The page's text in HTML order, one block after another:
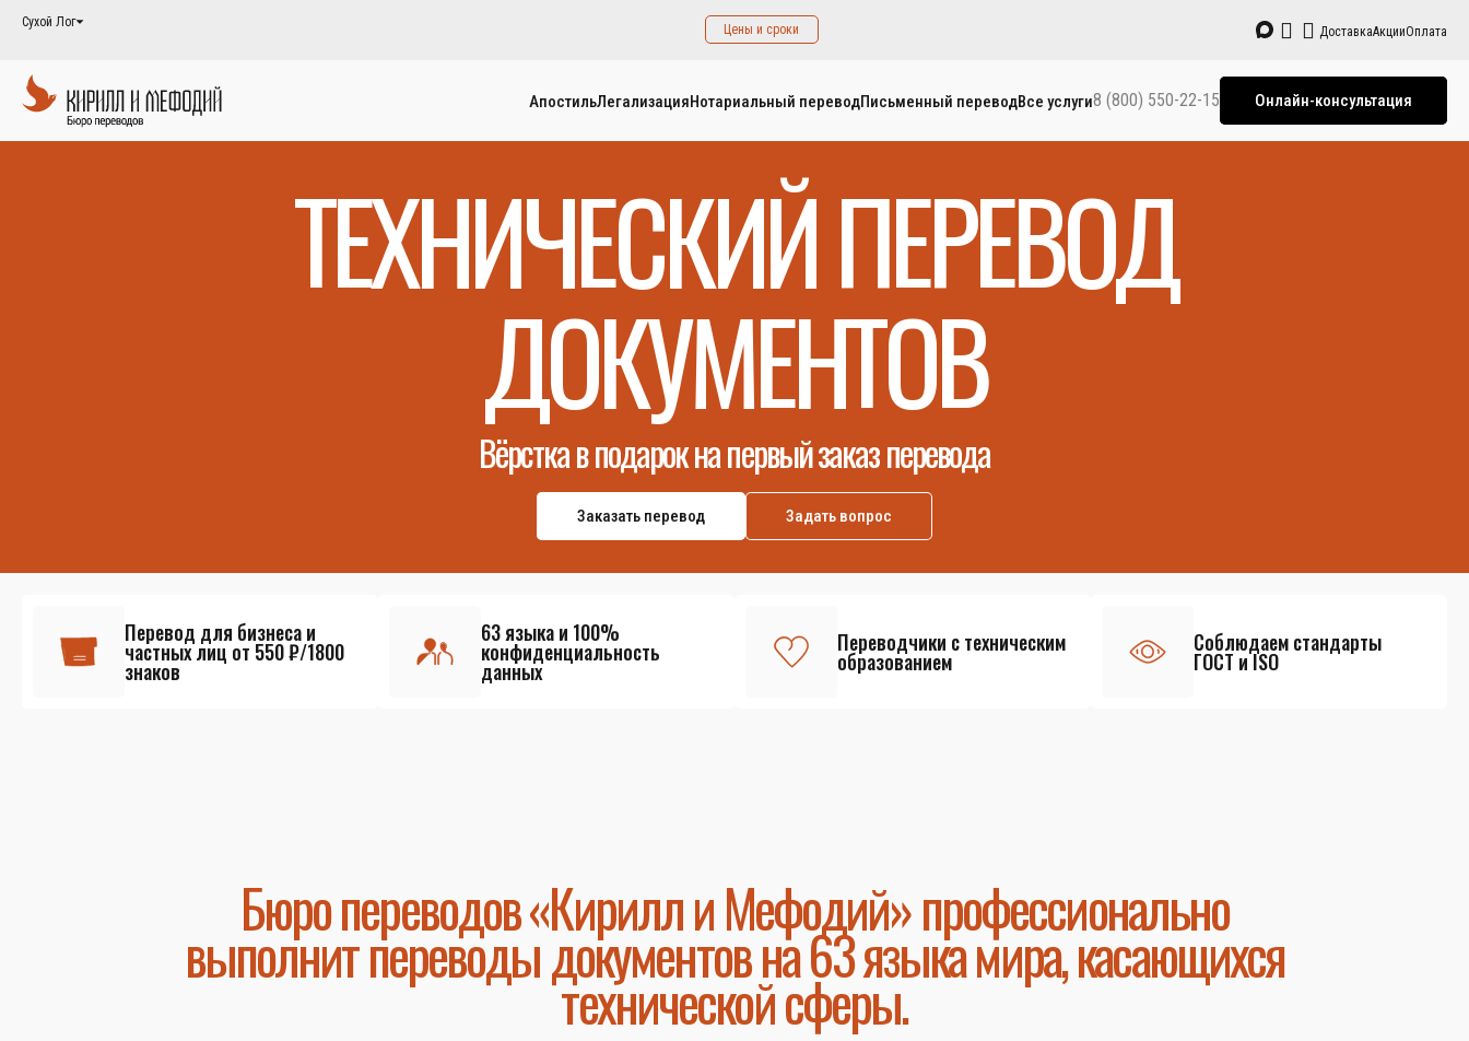
Сухой Лог Цены и сроки ДоставкаАкцииОплата
АпостильЛегализацияНотариальный переводПисьменный переводВсе услуги8 (800) 550-22-15 Онлайн-консультация
ТЕХНИЧЕСКИЙ ПЕРЕВОД
ДОКУМЕНТОВ
Вёрстка в подарок на первый заказ перевода
Заказать перевод Задать вопрос
Перевод для бизнеса и
частных лиц от 550 ₽/1800
знаков
63 языка и 100%
конфиденциальность
данных
Переводчики с техническим
образованием
Соблюдаем стандарты
ГОСТ и ISO
Бюро переводов «Кирилл и Мефодий» профессионально
выполнит переводы документов на 63 языка мира, касающихся
технической сферы.